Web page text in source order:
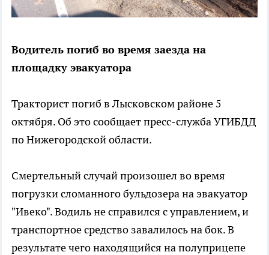
Водитель погиб во время заезда на
площадку эвакуатора
Тракторист погиб в Лысковском районе 5
октября. Об это сообщает пресс-служба УГИБДД
по Нижегородской области.
Смертельный случай произошел во время
погрузки сломанного бульдозера на эвакуатор
"Ивеко". Водиль не справился с управлением, и
транспортное средство завалилось на бок. В
результате чего находящийся на полуприцепе